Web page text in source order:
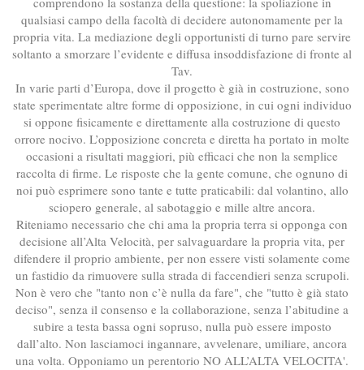
qualsiasi campo della facoltà di decidere autonomamente per la
propria vita. La mediazione degli opportunisti di turno pare servire
soltanto a smorzare l’evidente e diffusa insoddisfazione di fronte al
Tav.
In varie parti d’Europa, dove il progetto è già in costruzione, sono
state sperimentate altre forme di opposizione, in cui ogni individuo
si oppone fisicamente e direttamente alla costruzione di questo
orrore nocivo. L’opposizione concreta e diretta ha portato in molte
occasioni a risultati maggiori, più efficaci che non la semplice
raccolta di firme. Le risposte che la gente comune, che ognuno di
noi può esprimere sono tante e tutte praticabili: dal volantino, allo
sciopero generale, al sabotaggio e mille altre ancora.
Riteniamo necessario che chi ama la propria terra si opponga con
decisione all’Alta Velocità, per salvaguardare la propria vita, per
difendere il proprio ambiente, per non essere visti solamente come
un fastidio da rimuovere sulla strada di faccendieri senza scrupoli.
Non è vero che "tanto non c’è nulla da fare", che "tutto è già stato
deciso", senza il consenso e la collaborazione, senza l’abitudine a
subire a testa bassa ogni sopruso, nulla può essere imposto
dall’alto. Non lasciamoci ingannare, avvelenare, umiliare, ancora
una volta. Opponiamo un perentorio NO ALL’ALTA VELOCITA'.